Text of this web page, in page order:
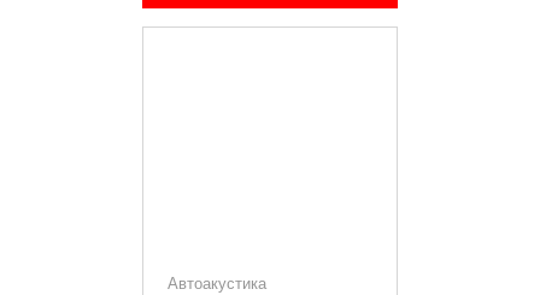
встроенный 12
канальный процессор
Автоакустика